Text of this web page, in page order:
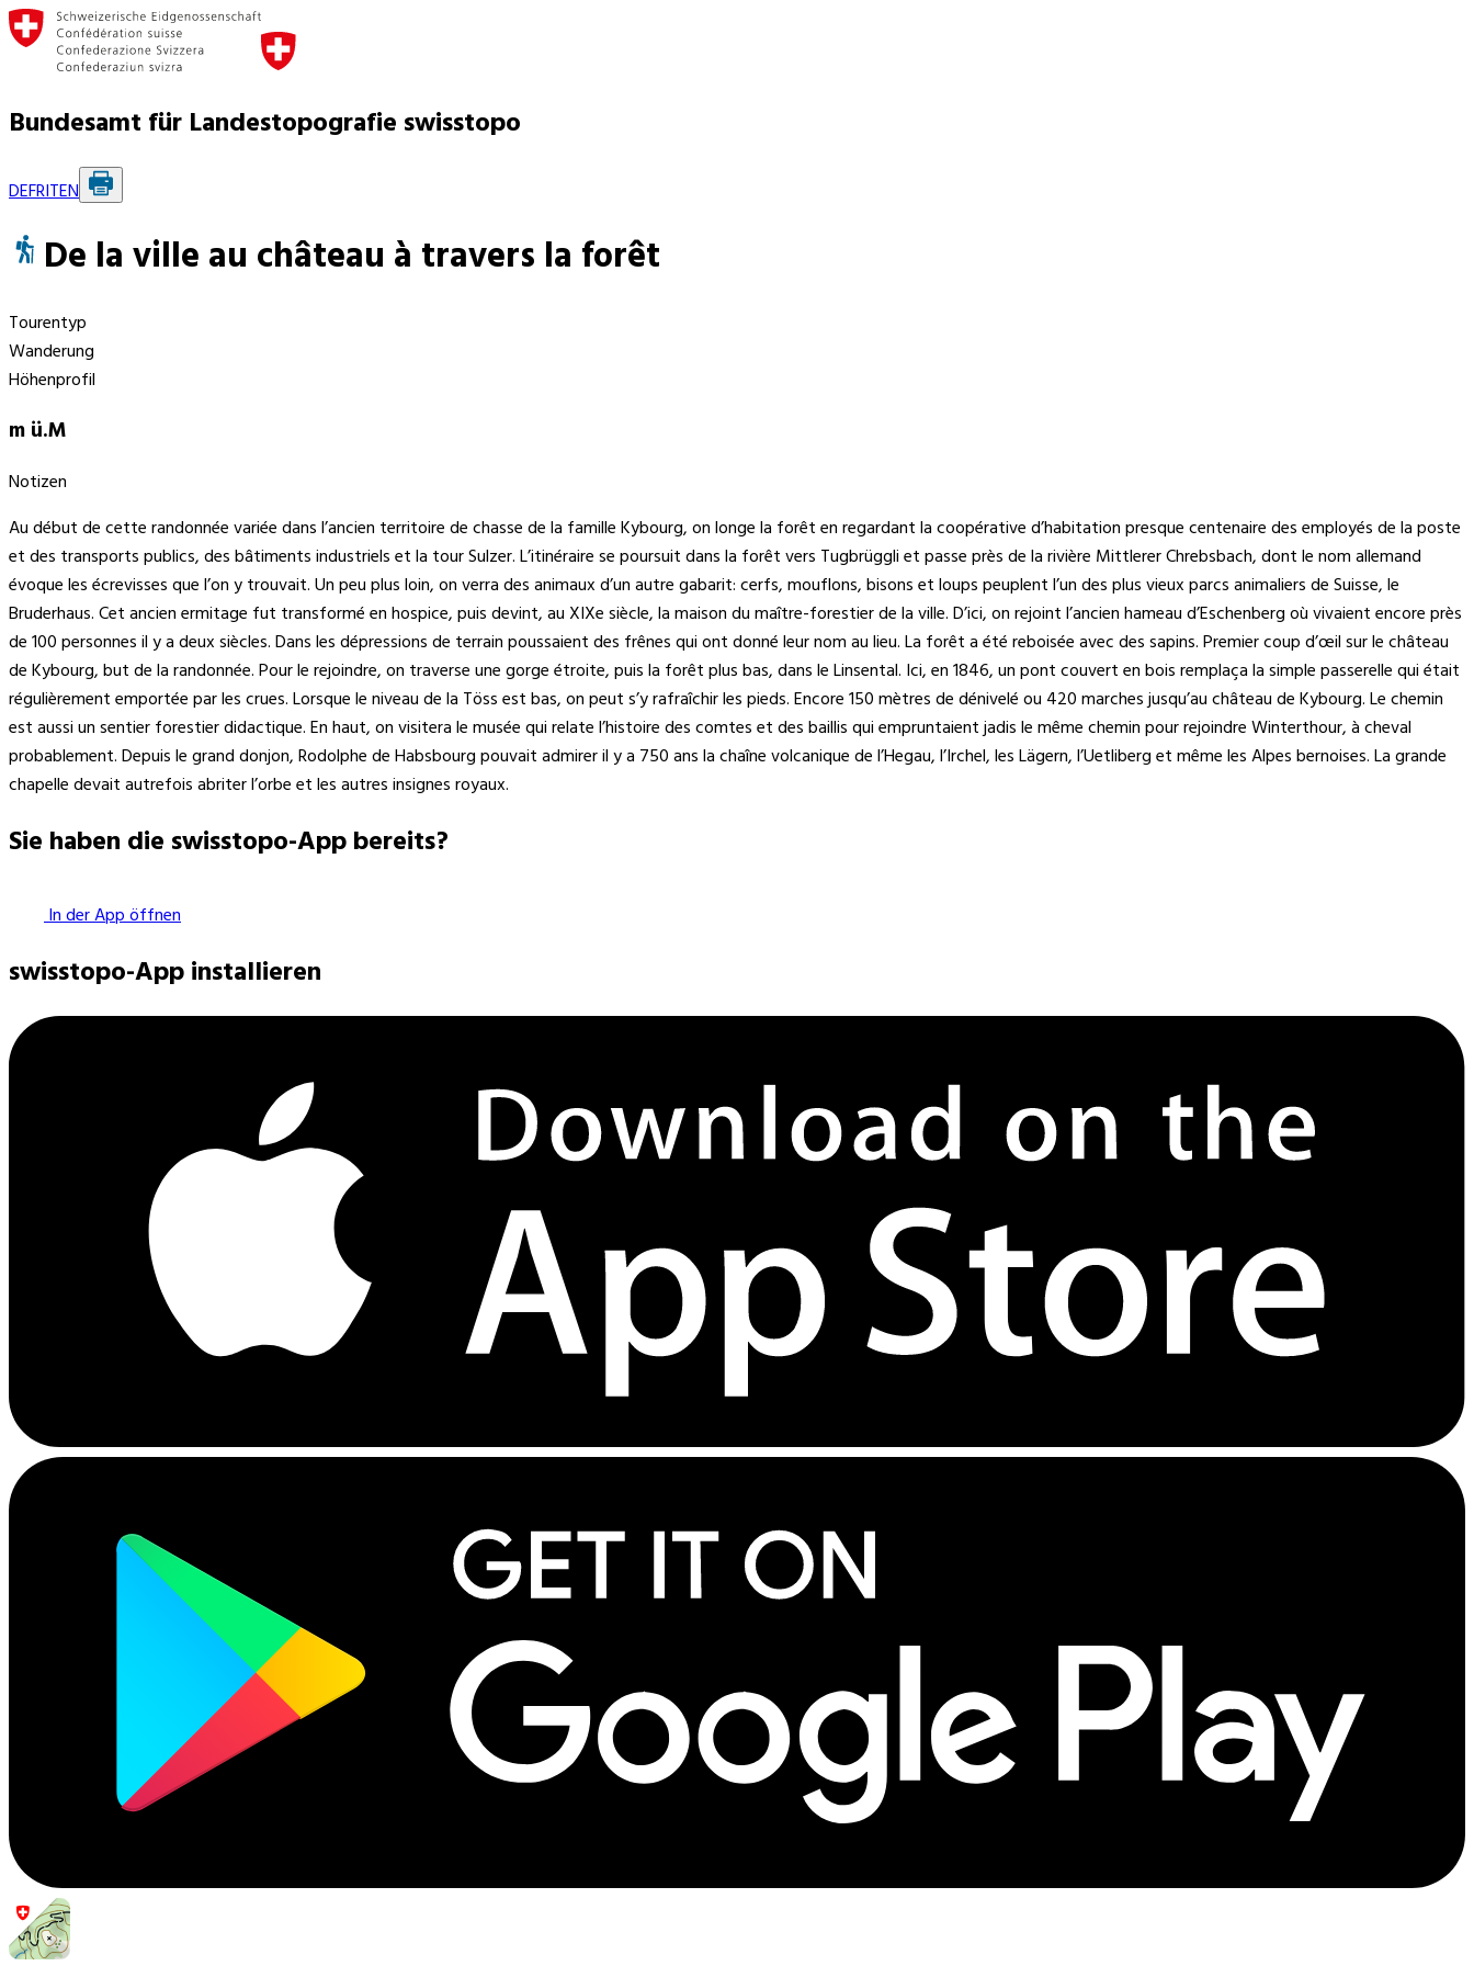
Bundesamt für Landestopografie swisstopo
DEFRITEN
De la ville au château à travers la forêt
Tourentyp
Wanderung
Höhenprofil
m ü.M
Notizen
Au début de cette randonnée variée dans l’ancien territoire de chasse de la famille Kybourg, on longe la forêt en regardant la coopérative d’habitation presque centenaire des employés de la poste
et des transports publics, des bâtiments industriels et la tour Sulzer. L’itinéraire se poursuit dans la forêt vers Tugbrüggli et passe près de la rivière Mittlerer Chrebsbach, dont le nom allemand
évoque les écrevisses que l’on y trouvait. Un peu plus loin, on verra des animaux d’un autre gabarit: cerfs, mouflons, bisons et loups peuplent l’un des plus vieux parcs animaliers de Suisse, le
Bruderhaus. Cet ancien ermitage fut transformé en hospice, puis devint, au XIXe siècle, la maison du maître-forestier de la ville. D’ici, on rejoint l’ancien hameau d’Eschenberg où vivaient encore près
de 100 personnes il y a deux siècles. Dans les dépressions de terrain poussaient des frênes qui ont donné leur nom au lieu. La forêt a été reboisée avec des sapins. Premier coup d’œil sur le château
de Kybourg, but de la randonnée. Pour le rejoindre, on traverse une gorge étroite, puis la forêt plus bas, dans le Linsental. Ici, en 1846, un pont couvert en bois remplaça la simple passerelle qui était
régulièrement emportée par les crues. Lorsque le niveau de la Töss est bas, on peut s’y rafraîchir les pieds. Encore 150 mètres de dénivelé ou 420 marches jusqu’au château de Kybourg. Le chemin
est aussi un sentier forestier didactique. En haut, on visitera le musée qui relate l’histoire des comtes et des baillis qui empruntaient jadis le même chemin pour rejoindre Winterthour, à cheval
probablement. Depuis le grand donjon, Rodolphe de Habsbourg pouvait admirer il y a 750 ans la chaîne volcanique de l’Hegau, l’Irchel, les Lägern, l’Uetliberg et même les Alpes bernoises. La grande
chapelle devait autrefois abriter l’orbe et les autres insignes royaux.
Sie haben die swisstopo-App bereits?
In der App öffnen
swisstopo-App installieren